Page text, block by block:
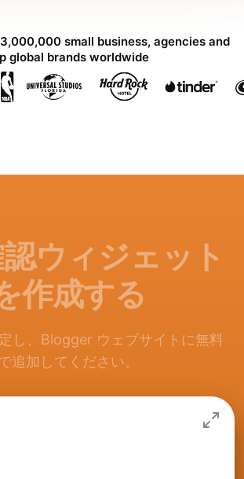
small business, agencies and
global brands worldwide
ウィジェット
作成する
し、Blogger ウェブサイトに無料
追加してください。